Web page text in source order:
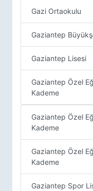
Gazi Ortaokulu
Gaziantep
Gaziantep Lisesi
Gaziantep Özel
Kademe
Gaziantep Özel
Kademe
Gaziantep Özel
Kademe
Gaziantep Spor